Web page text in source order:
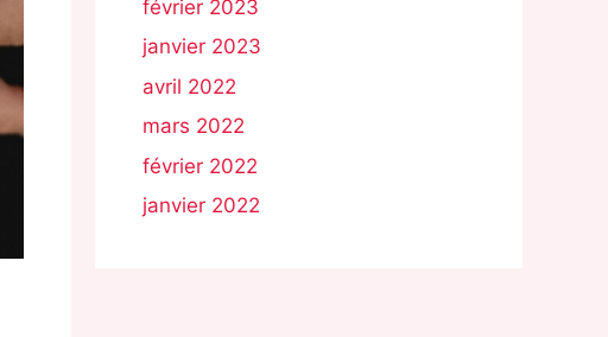
février 2023
janvier 2023
avril 2022
mars 2022
février 2022
janvier 2022